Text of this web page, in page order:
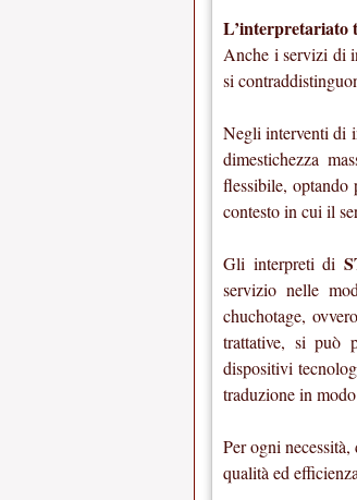
L’interpretariato
Anche i servizi di
si
Negli interventi di
dimestichezza
flessibile, optando
contesto in cui il
Gli interpreti di
servizio nelle
chuchotage,
trattative, si può
dispositivi
traduzione in
Per ogni
qualità ed